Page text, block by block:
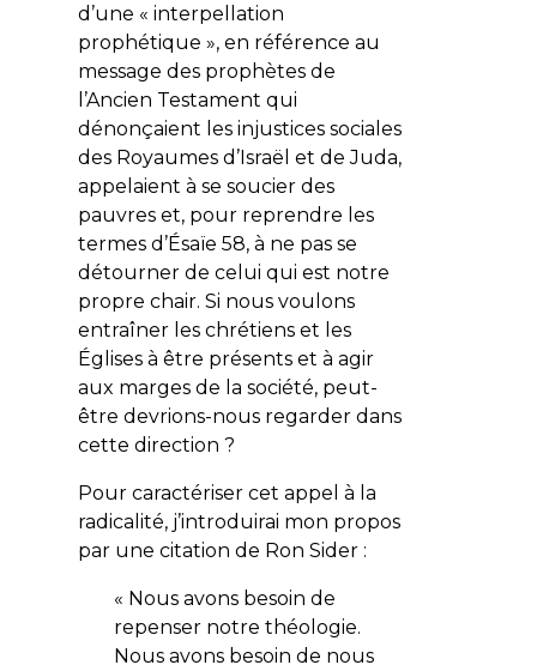
d’une « interpellation
prophétique », en référence au
message des prophètes de
l’Ancien Testament qui
dénonçaient les injustices sociales
des Royaumes d’Israël et de Juda,
appelaient à se soucier des
pauvres et, pour reprendre les
termes d’Ésaïe 58, à ne pas se
détourner de celui qui est notre
propre chair. Si nous voulons
entraîner les chrétiens et les
Églises à être présents et à agir
aux marges de la société, peut-
être devrions-nous regarder dans
cette direction ?
Pour caractériser cet appel à la
radicalité, j’introduirai mon propos
par une citation de Ron Sider :
« Nous avons besoin de
repenser notre théologie.
Nous avons besoin de nous